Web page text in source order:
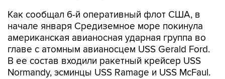
Как сообщал 6-й оперативный флот США, в
начале января Средиземное море покинула
американская авианосная ударная группа во
главе с атомным авианосцем USS Gerald Ford.
В ее состав входили ракетный крейсер USS
Normandy, эсминцы USS Ramage и USS McFaul.